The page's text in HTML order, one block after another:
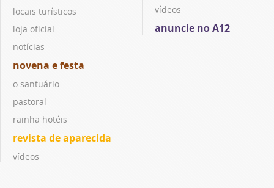
locais turísticos
loja oficial
notícias
novena e festa
o santuário
pastoral
rainha hotéis
revista de aparecida
vídeos
vídeos
anuncie no A12